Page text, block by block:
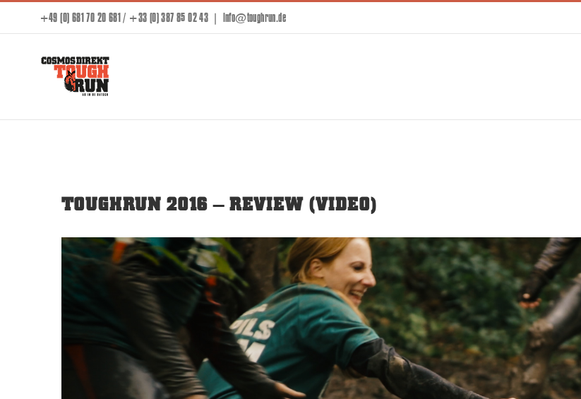
+49 (0) 681 70 20 681 / +33 (0) 387 85 02 43 | info@toughrun.de
TOUGHRUN 2016 – REVIEW (VIDEO)
View